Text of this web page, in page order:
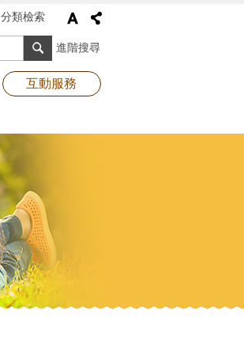
分類檢索
進階搜尋
互動服務